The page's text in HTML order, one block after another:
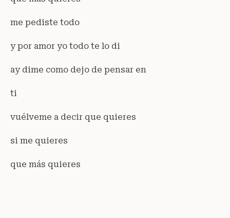
me pediste todo
y por amor yo todo te lo di
ay dime como dejo de pensar en
ti
vuélveme a decir que quieres
si me quieres
que más quieres